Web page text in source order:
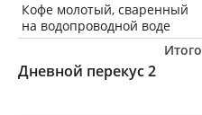
Кофе молотый, сваренный
на водопроводной воде
Итого
Дневной перекус 2